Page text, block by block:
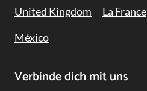
United Kingdom
La France
México
Verbinde dich mit uns